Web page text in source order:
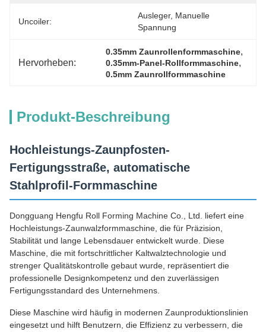
Uncoiler:
Ausleger, Manuelle
Spannung
Hervorheben:
0.35mm Zaunrollenformmaschine,
0.35mm-Panel-Rollformmaschine,
0.5mm Zaunrollformmaschine
Produkt-Beschreibung
Hochleistungs-Zaunpfosten-
Fertigungsstraße, automatische
Stahlprofil-Formmaschine
Dongguang Hengfu Roll Forming Machine Co., Ltd. liefert eine
Hochleistungs-Zaunwalzformmaschine, die für Präzision,
Stabilität und lange Lebensdauer entwickelt wurde. Diese
Maschine, die mit fortschrittlicher Kaltwalztechnologie und
strenger Qualitätskontrolle gebaut wurde, repräsentiert die
professionelle Designkompetenz und den zuverlässigen
Fertigungsstandard des Unternehmens.
Diese Maschine wird häufig in modernen Zaunproduktionslinien
eingesetzt und hilft Benutzern, die Effizienz zu verbessern, die